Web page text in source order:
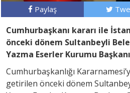
Paylaş
Cumhurbaşkanı kararı ile
önceki dönem Sultanbeyli
Yazma Eserler Kurumu
Cumhurbaşkanlığı
getirilen önceki dönem